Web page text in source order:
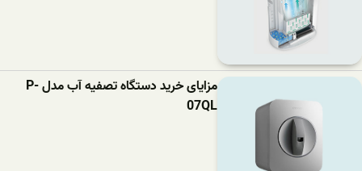
مزایای خرید دستگاه تصفیه آب مدل P-
07QL